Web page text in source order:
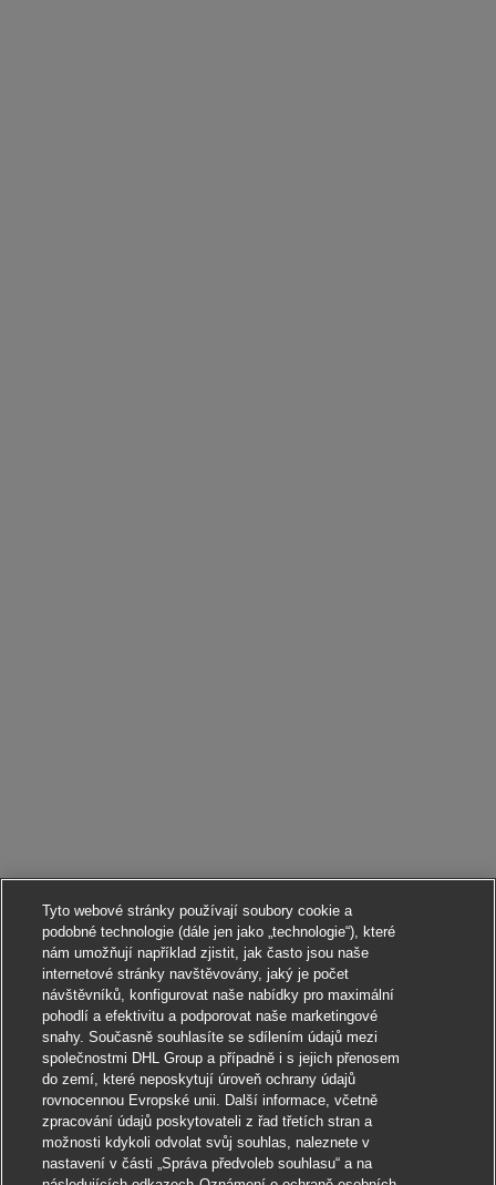
Tyto webové stránky používají soubory cookie a
podobné technologie (dále jen jako „technologie“), které
nám umožňují například zjistit, jak často jsou naše
internetové stránky navštěvovány, jaký je počet
návštěvníků, konfigurovat naše nabídky pro maximální
pohodlí a efektivitu a podporovat naše marketingové
snahy. Současně souhlasíte se sdílením údajů mezi
společnostmi DHL Group a případně i s jejich přenosem
do zemí, které neposkytují úroveň ochrany údajů
rovnocennou Evropské unii. Další informace, včetně
zpracování údajů poskytovateli z řad třetích stran a
možnosti kdykoli odvolat svůj souhlas, naleznete v
nastavení v části „Správa předvoleb souhlasu“ a na